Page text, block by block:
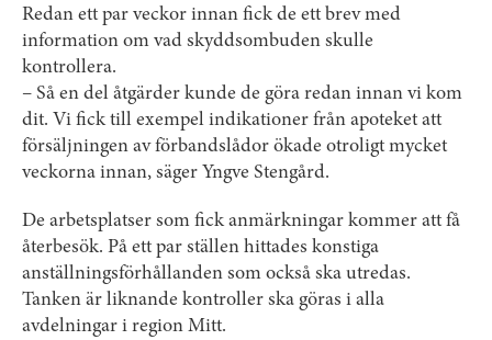
Redan ett par veckor innan fick de ett brev med
information om vad skyddsombuden skulle
kontrollera.
– Så en del åtgärder kunde de göra redan innan vi kom
dit. Vi fick till exempel indikationer från apoteket att
försäljningen av förbandslådor ökade otroligt mycket
veckorna innan, säger Yngve Stengård.
De arbetsplatser som fick anmärkningar kommer att få
återbesök. På ett par ställen hittades konstiga
anställningsförhållanden som också ska utredas.
Tanken är liknande kontroller ska göras i alla
avdelningar i region Mitt.